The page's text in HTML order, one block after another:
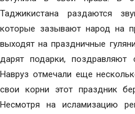
Таджикистана раздаются
которые зазывают народ на
выходят на праздничные
дарят подарки,
Навруз отмечали еще
свои корни этот праздник
Несмотря на исламизацию